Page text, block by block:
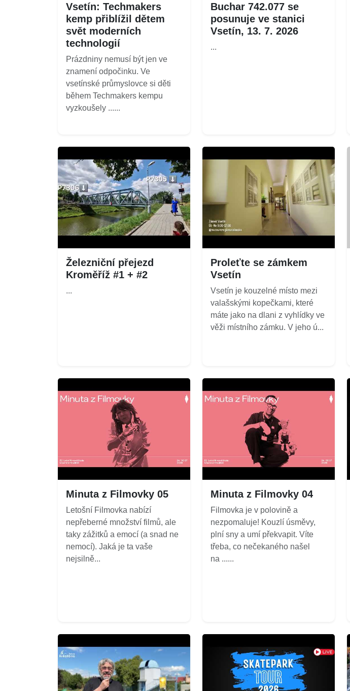
Vsetín: Techmakers
kemp přiblížil dětem
svět moderních
technologií
Prázdniny nemusí být jen ve
znamení odpočinku. Ve
vsetínské průmyslovce si děti
během Techmakers kempu
vyzkoušely ......
Buchar 742.077 se
posunuje ve stanici
Vsetín, 13. 7. 2026
...
Železniční přejezd
Kroměříž #1 + #2
...
Proleťte se zámkem
Vsetín
Vsetín je kouzelné místo mezi
valašskými kopečkami, které
máte jako na dlani z vyhlídky ve
věži místního zámku. V jeho ú...
Minuta z Filmovky 05
Letošní Filmovka nabízí
nepřeberné množství filmů, ale
taky zážitků a emocí (a snad ne
nemocí). Jaká je ta vaše
nejsilně...
Minuta z Filmovky 04
Filmovka je v polovině a
nezpomaluje! Kouzlí úsměvy,
plní sny a umí překvapit. Víte
třeba, co nečekaného našel
na ......